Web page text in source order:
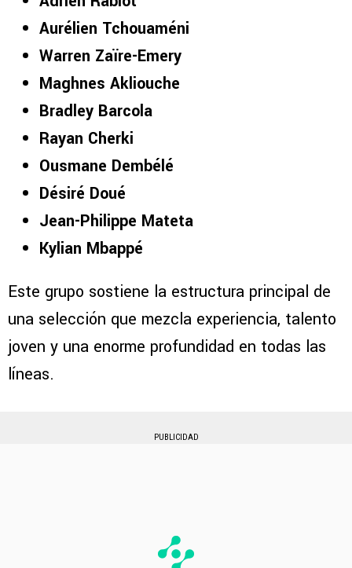
Aurélien Tchouaméni
Warren Zaïre-Emery
Maghnes Akliouche
Bradley Barcola
Rayan Cherki
Ousmane Dembélé
Désiré Doué
Jean-Philippe Mateta
Kylian Mbappé
Este grupo sostiene la estructura principal de
una selección que mezcla experiencia, talento
joven y una enorme profundidad en todas las
líneas.
PUBLICIDAD